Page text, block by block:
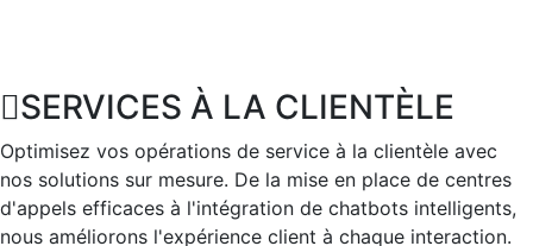
SERVICES À LA CLIENTÈLE
Optimisez vos opérations de service à la clientèle avec
nos solutions sur mesure. De la mise en place de centres
d'appels efficaces à l'intégration de chatbots intelligents,
nous améliorons l'expérience client à chaque interaction.